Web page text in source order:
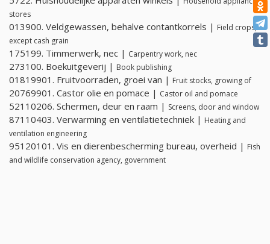
stores
013900. Veldgewassen, behalve contantkorrels | Field crops,
except cash grain
175199. Timmerwerk, nec | Carpentry work, nec
273100. Boekuitgeverij | Book publishing
01819901. Fruitvoorraden, groei van | Fruit stocks, growing of
20769901. Castor olie en pomace | Castor oil and pomace
52110206. Schermen, deur en raam | Screens, door and window
87110403. Verwarming en ventilatietechniek | Heating and
ventilation engineering
95120101. Vis en dierenbescherming bureau, overheid | Fish
and wildlife conservation agency, government